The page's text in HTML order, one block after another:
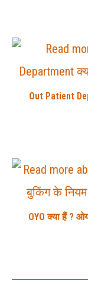
Out Patient
OYO क्या हैं ?